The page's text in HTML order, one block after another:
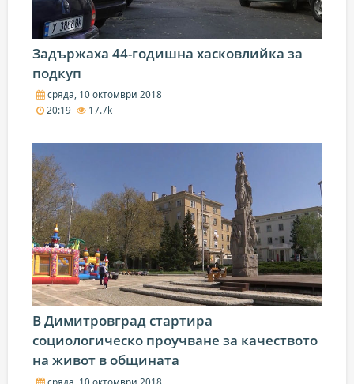
Задържаха 44-годишна хасковлийка за
подкуп
сряда, 10 октомври 2018
20:19
17.7k
В Димитровград стартира
социологическо проучване за качеството
на живот в общината